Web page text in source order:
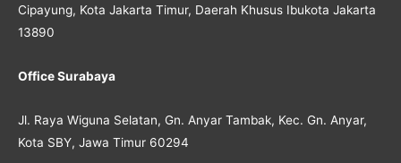
Cipayung, Kota Jakarta Timur, Daerah Khusus Ibukota Jakarta
13890
Office Surabaya
Jl. Raya Wiguna Selatan, Gn. Anyar Tambak, Kec. Gn. Anyar,
Kota SBY, Jawa Timur 60294